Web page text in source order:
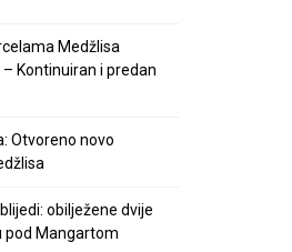
Medžlisa
Kontinuiran i predan
Otvoreno novo
obilježene dvije
pod Mangartom